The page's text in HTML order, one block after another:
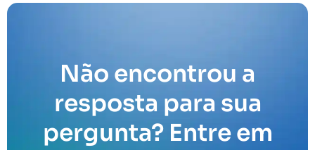
Não encontrou a
resposta para sua
pergunta? Entre em